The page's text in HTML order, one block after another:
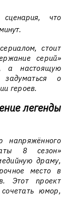
что
стоит
серий»
а настоящую
задуматься о
героев.
легенды
8 сезон»
драму,
место в
Этот проект
сочетать юмор,